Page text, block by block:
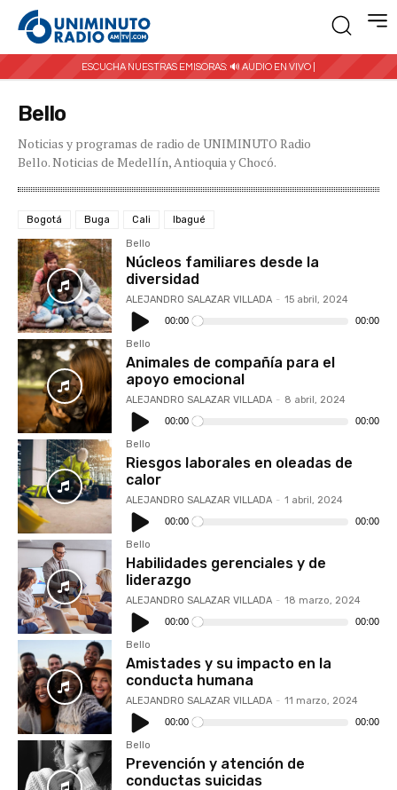
ESCUCHA NUESTRAS EMISORAS: 🔊 AUDIO EN VIVO |
Bello
Noticias y programas de radio de UNIMINUTO Radio
Bello. Noticias de Medellín, Antioquia y Chocó.
Bogotá Buga Cali Ibagué
Bello
Núcleos familiares desde la
diversidad
ALEJANDRO SALAZAR VILLADA - 15 abril, 2024
Reproductor
de
audio
00:00 00:00
Bello
Animales de compañía para el
apoyo emocional
ALEJANDRO SALAZAR VILLADA - 8 abril, 2024
Reproductor
de
audio
00:00 00:00
Bello
Riesgos laborales en oleadas de
calor
ALEJANDRO SALAZAR VILLADA - 1 abril, 2024
Reproductor
de
audio
00:00 00:00
Bello
Habilidades gerenciales y de
liderazgo
ALEJANDRO SALAZAR VILLADA - 18 marzo, 2024
Reproductor
de
audio
00:00 00:00
Bello
Amistades y su impacto en la
conducta humana
ALEJANDRO SALAZAR VILLADA - 11 marzo, 2024
Reproductor
de
audio
00:00 00:00
Bello
Prevención y atención de
conductas suicidas